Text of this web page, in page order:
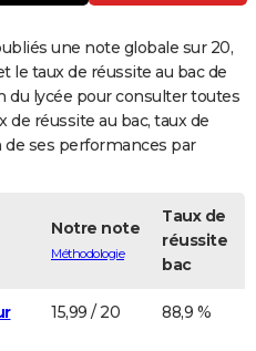
une note globale sur 20,
le taux de réussite au bac de
du lycée pour consulter toutes
de réussite au bac, taux de
ses performances par
Notre note
Méthodologie
Taux de
réussite
bac
15,99 / 20 88,9 %